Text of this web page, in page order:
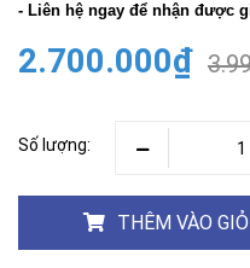
- Liên hệ ngay để nhận được
2.700.000₫
Số lượng:
THÊM VÀO